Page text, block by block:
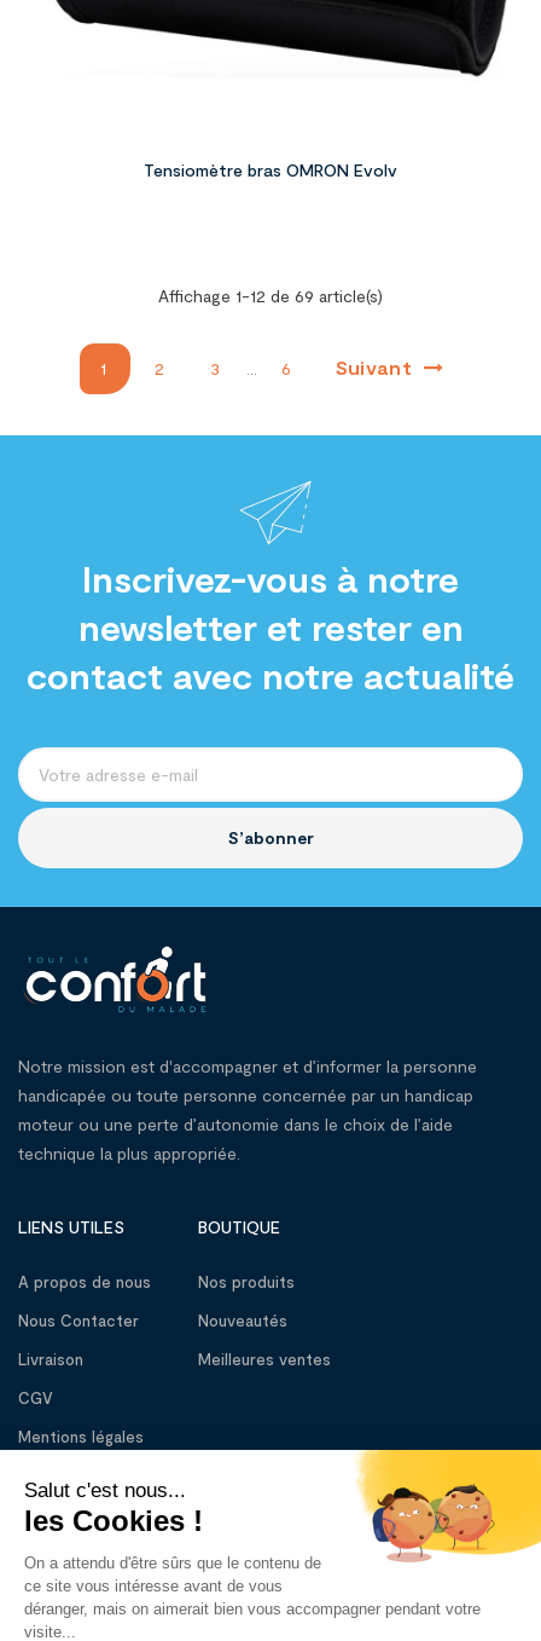
Tensiomètre bras OMRON Evolv
Affichage 1-12 de 69 article(s)
1 2 3 6 Suivant
Inscrivez-vous à notre
newsletter et rester en
contact avec notre actualité
S’abonner
Notre mission est d'accompagner et d’informer la personne
handicapée ou toute personne concernée par un handicap
moteur ou une perte d’autonomie dans le choix de l’aide
technique la plus appropriée.
LIENS UTILES
A propos de nous
Nous Contacter
Livraison
CGV
Mentions légales
BOUTIQUE
Nos produits
Nouveautés
Meilleures ventes
BESOIN D’AIDE
Lundi – Vendredi : 10:00 - 13:00
14:30 – 18:30